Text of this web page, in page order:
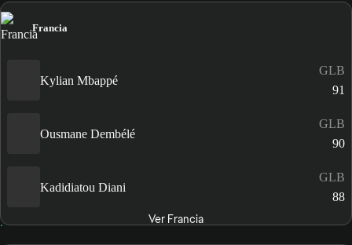
Francia
Kylian Mbappé
GLB
91
Ousmane Dembélé
GLB
90
Kadidiatou Diani
GLB
88
Ver Francia